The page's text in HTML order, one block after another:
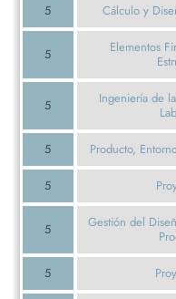
5 Cálculo y
5
Elementos
5
Ingeniería de
5 Producto,
5
5
Gestión del
5